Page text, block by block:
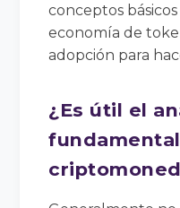
conceptos
economía de
adopción para
¿Es útil el